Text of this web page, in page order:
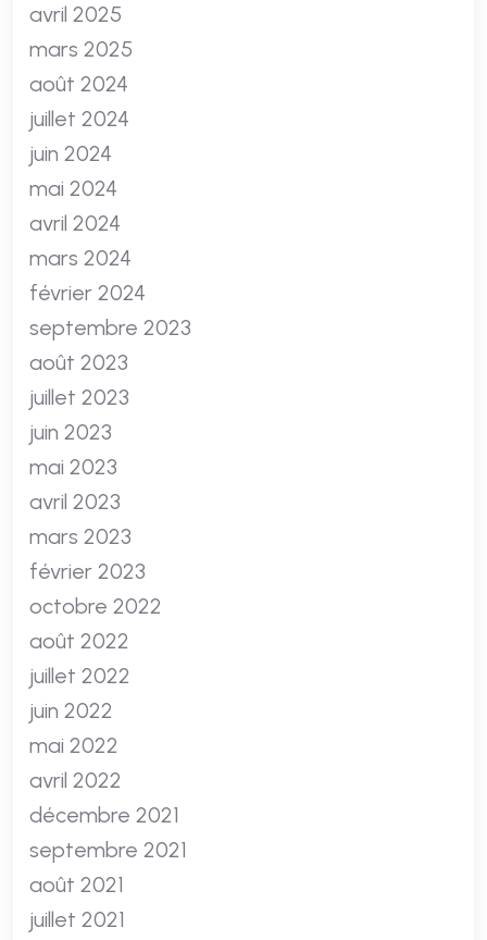
avril 2025
mars 2025
août 2024
juillet 2024
juin 2024
mai 2024
avril 2024
mars 2024
février 2024
septembre 2023
août 2023
juillet 2023
juin 2023
mai 2023
avril 2023
mars 2023
février 2023
octobre 2022
août 2022
juillet 2022
juin 2022
mai 2022
avril 2022
décembre 2021
septembre 2021
août 2021
juillet 2021